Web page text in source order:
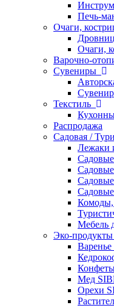
Печь-
Очаги,
Очаги,
Варочно-
Сувениры
Текстиль
Распродажа
Садовая /
Лежаки
Садовые
Комоды,
Мебель
Эко-
Мед
Орехи